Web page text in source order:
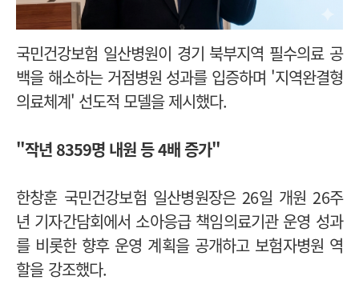
국민건강보험 일산병원이 경기 북부지역 필수의료 공
백을 해소하는 거점병원 성과를 입증하며 '지역완결형
의료체계' 선도적 모델을 제시했다.
"작년 8359명 내원 등 4배 증가"
한창훈 국민건강보험 일산병원장은 26일 개원 26주
년 기자간담회에서 소아응급 책임의료기관 운영 성과
를 비롯한 향후 운영 계획을 공개하고 보험자병원 역
할을 강조했다.